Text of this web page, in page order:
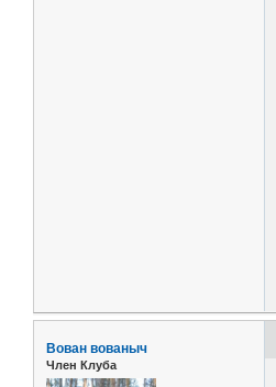
Вован вованыч
Член Клуба